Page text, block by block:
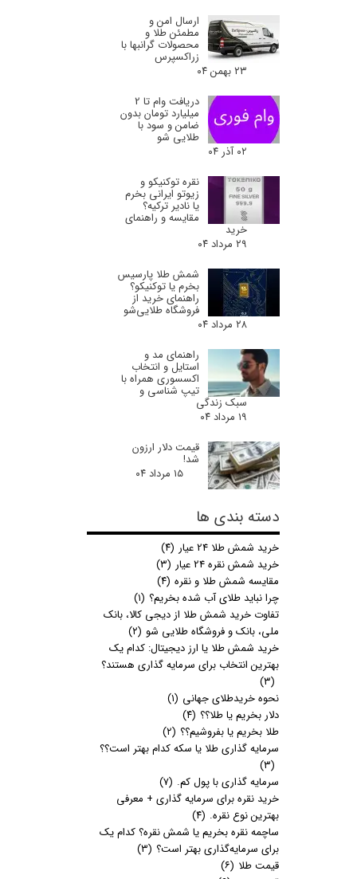
ارسال امن و
مطمئن طلا و
محصولات گرانبها با
زراکسپرس
۲۳ بهمن ۰۴
دریافت وام تا 2
میلیارد تومان بدون
ضامن و سود با
طلایی شو
۰۲ آذر ۰۴
نقره توکنیکو و
زیوتو ایرانی بخرم
یا نادیر ترکیه؟
مقایسه و راهنمای
خرید
۲۹ مرداد ۰۴
شمش طلا پارسیس
بخرم یا توکنیکو؟
راهنمای خرید از
فروشگاه طلایی‌شو
۲۸ مرداد ۰۴
راهنمای مد و
استایل و انتخاب
اکسسوری همراه با
تیپ شناسی و
سبک زندگی
۱۹ مرداد ۰۴
قیمت دلار ارزون
شد!
۱۵ مرداد ۰۴
دسته بندی ها
خرید شمش طلا 24 عیار
(۴)
خرید شمش نقره 24 عیار
(۳)
مقایسه شمش طلا و نقره (۴)
چرا نباید طلای آب شده بخریم؟ (۱)
تفاوت خرید شمش طلا از دیجی کالا، بانک
ملی، بانک و فروشگاه طلایی شو (۲)
خرید شمش طلا یا ارز دیجیتال: کدام یک
بهترین انتخاب برای سرمایه گذاری هستند؟
(۳)
نحوه خریدطلای جهانی (۱)
دلار بخریم یا طلا؟؟ (۴)
طلا بخریم یا بفروشیم؟؟ (۲)
سرمایه گذاری طلا یا سکه کدام بهتر است؟؟
(۳)
سرمایه گذاری با پول کم. (۷)
خرید نقره برای سرمایه گذاری + معرفی
بهترین نوع نقره. (۴)
ساچمه نقره بخریم یا شمش نقره؟ کدام یک
برای سرمایه‌گذاری بهتر است؟ (۳)
قیمت طلا (۶)